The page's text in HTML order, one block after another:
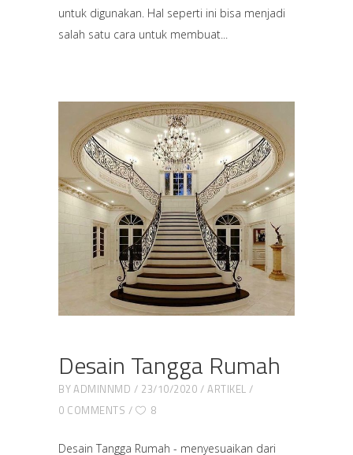
untuk digunakan. Hal seperti ini bisa menjadi
salah satu cara untuk membuat
Desain Tangga Rumah
BYADMINNMD 23/10/2020
ARTIKEL
0 COMMENTS
8
Desain Tangga Rumah - menyesuaikan dari